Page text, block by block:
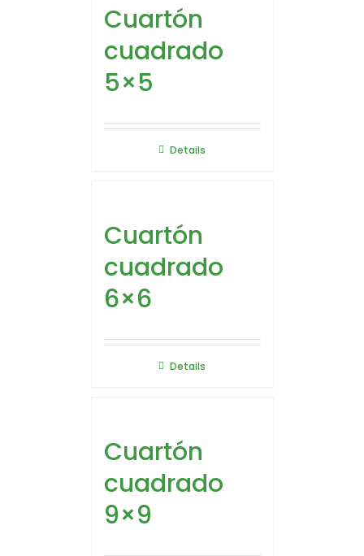
Cuartón
cuadrado
5×5
Details
Cuartón
cuadrado
6×6
Details
Cuartón
cuadrado
9×9